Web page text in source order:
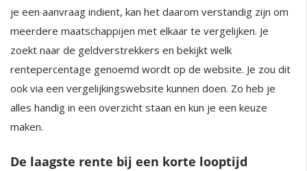
je een aanvraag indient, kan het daarom verstandig zijn om
meerdere maatschappijen met elkaar te vergelijken. Je
zoekt naar de geldverstrekkers en bekijkt welk
rentepercentage genoemd wordt op de website. Je zou dit
ook via een vergelijkingswebsite kunnen doen. Zo heb je
alles handig in een overzicht staan en kun je een keuze
maken.
De laagste rente bij een korte looptijd